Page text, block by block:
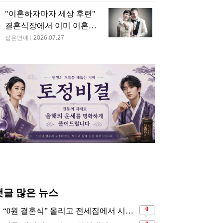
"이혼하자마자 세상 후련"
결혼식장에서 이미 이혼을
직감했었다는 배우
삶은연예 2026.07.27
글 많은 뉴스
“0원 결혼식” 올리고 전세집에서 시작한 연예인 0